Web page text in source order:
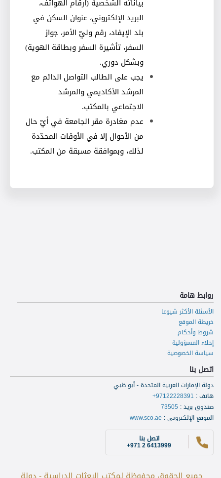
البريد الإلكتروني، عنوان السكن في
بلد الإيفاد، رقم وليّ الأمر، جواز
السفر، تأشيرة السفر وبطاقة الهوية)
وبشكل دوري.
يجب على الطالب التواصل الدائم مع
المرشد الأكاديمي والمرشد
الاجتماعي بالمكتب.
عدم مغادرة مقر الجامعة في أيّ حال
من الأحوال إلا في الأوقات المحدّدة
لذلك، وبموافقة مسبقة من المكتب.
روابط هامة
الأسئلة الأكثر شيوعا
خريطة الموقع
شروط وأحكام
إخلاء المسؤولية
سياسة الخصوصية
اتصل بنا
دولة الإمارات العربية المتحدة - أبو ظبي
هاتف:
+97122228391
صندوق بريد:
73505
الموقع الإلكتروني:
www.sco.ae
اتصل بنا
+971 2 6413999